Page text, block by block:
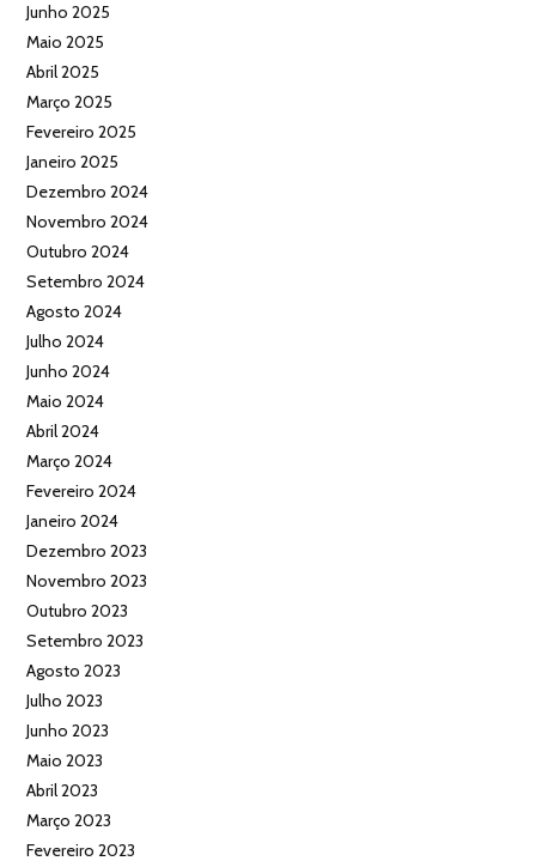
Junho 2025
Maio 2025
Abril 2025
Março 2025
Fevereiro 2025
Janeiro 2025
Dezembro 2024
Novembro 2024
Outubro 2024
Setembro 2024
Agosto 2024
Julho 2024
Junho 2024
Maio 2024
Abril 2024
Março 2024
Fevereiro 2024
Janeiro 2024
Dezembro 2023
Novembro 2023
Outubro 2023
Setembro 2023
Agosto 2023
Julho 2023
Junho 2023
Maio 2023
Abril 2023
Março 2023
Fevereiro 2023